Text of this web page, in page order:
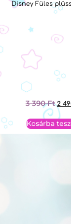
Disney Füles
3 390Ft 2
Kosárba